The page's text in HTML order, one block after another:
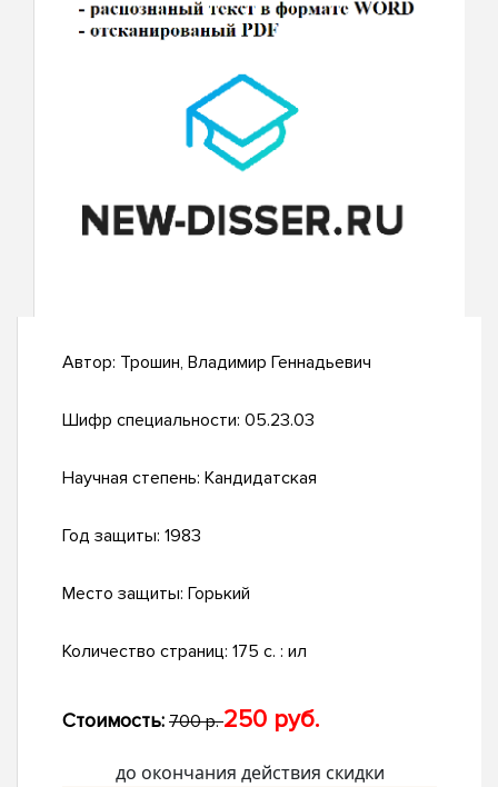
Автор: Трошин, Владимир Геннадьевич
Шифр специальности: 05.23.03
Научная степень: Кандидатская
Год защиты: 1983
Место защиты: Горький
Количество страниц: 175 c. : ил
Стоимость: 700 р.250 руб.
до окончания действия скидки